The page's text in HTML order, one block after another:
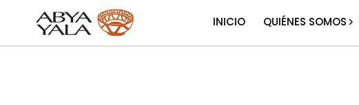
INICIO QUIÉNES SOMOS